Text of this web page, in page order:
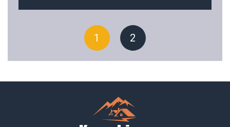
1 2